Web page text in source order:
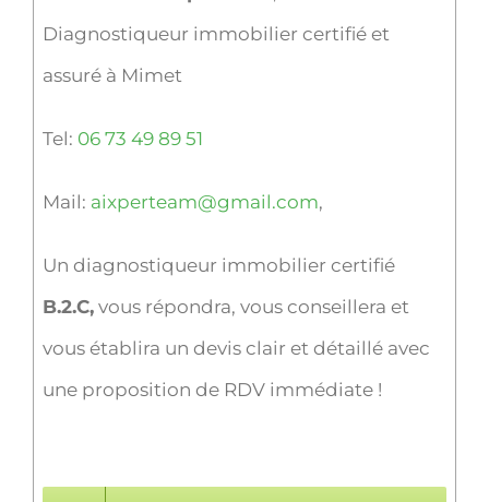
Diagnostiqueur immobilier certifié et
assuré à Mimet
Tel: 06 73 49 89 51
Mail: aixperteam@gmail.com,
Un diagnostiqueur immobilier certifié
B.2.C,vous répondra, vous conseillera et
vous établira un devis clair et détaillé avec
une proposition de RDV immédiate !